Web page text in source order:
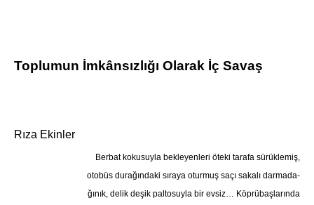
Toplumun İmkânsızlığı Olarak İç Savaş
Rıza Ekinler
Berbat kokusuyla bekleyenleri öteki tarafa sürüklemiş,
otobüs durağındaki sıraya oturmuş saçı sakalı darmada-
ğınık, delik deşik paltosuyla bir evsiz… Köprübaşlarında